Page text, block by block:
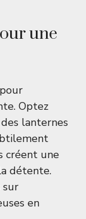
une
Optez
des lanternes
créent une
détente.
sur
en